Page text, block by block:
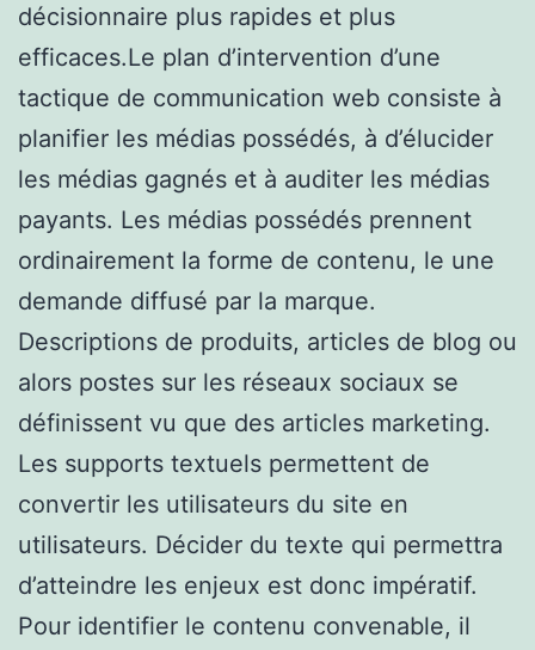
décisionnaire plus rapides et plus
efficaces.Le plan d’intervention d’une
tactique de communication web consiste à
planifier les médias possédés, à d’élucider
les médias gagnés et à auditer les médias
payants. Les médias possédés prennent
ordinairement la forme de contenu, le une
demande diffusé par la marque.
Descriptions de produits, articles de blog ou
alors postes sur les réseaux sociaux se
définissent vu que des articles marketing.
Les supports textuels permettent de
convertir les utilisateurs du site en
utilisateurs. Décider du texte qui permettra
d’atteindre les enjeux est donc impératif.
Pour identifier le contenu convenable, il